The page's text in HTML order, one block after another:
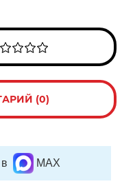
(0)
MAX